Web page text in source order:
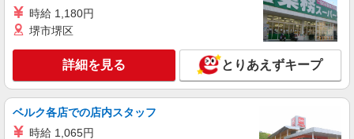
キープ 詳細を見る
派遣社員
株式会社スタッフサービス・メディカル 東東京医療オフィス（お仕
時給 1,180円
堺市堺区
詳細を見る とりあえずキープ
ベルク各店での店内スタッフ
時給 1,065円